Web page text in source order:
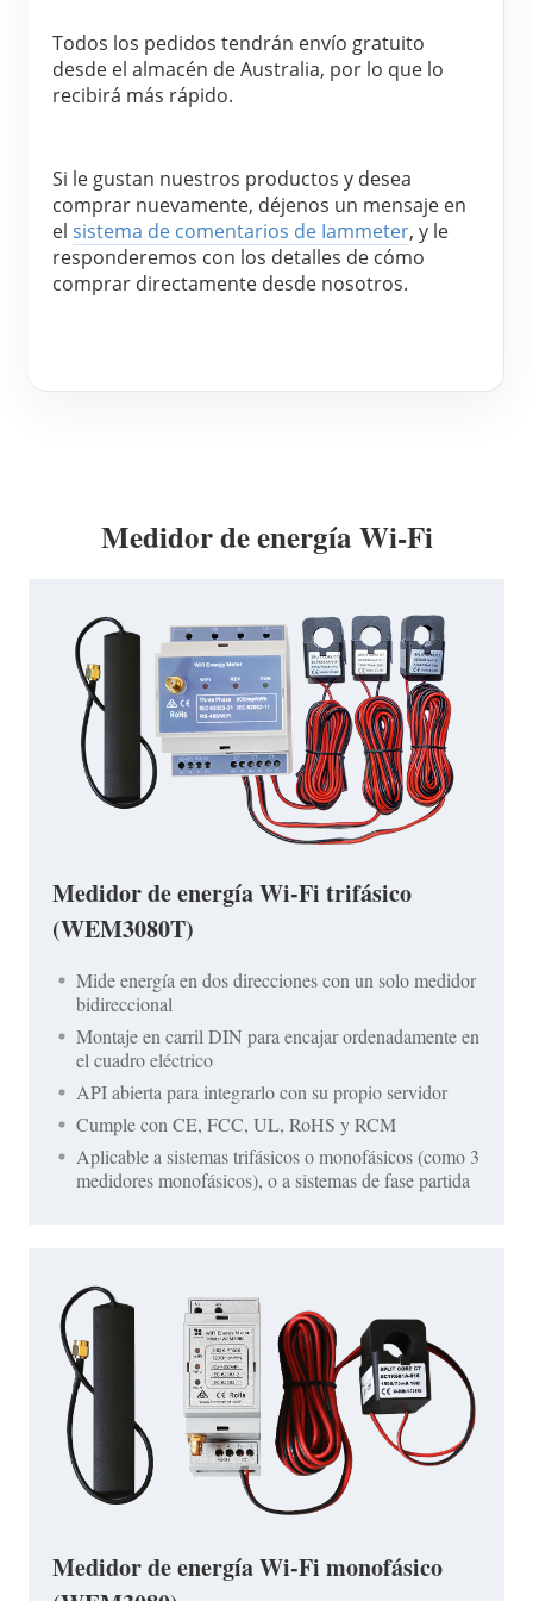
Blog
App Store
Explorar sitios
Todos los pedidos tendrán envío gratuito
desde el almacén de Australia, por lo que lo
recibirá más rápido.
Si le gustan nuestros productos y desea
comprar nuevamente, déjenos un mensaje en
el sistema de comentarios de Iammeter, y le
responderemos con los detalles de cómo
comprar directamente desde nosotros.
Medidor de energía Wi-Fi
Medidor de energía Wi-Fi trifásico
(WEM3080T)
Mide energía en dos direcciones con un solo medidor
bidireccional
Montaje en carril DIN para encajar ordenadamente en
el cuadro eléctrico
API abierta para integrarlo con su propio servidor
Cumple con CE, FCC, UL, RoHS y RCM
Aplicable a sistemas trifásicos o monofásicos (como 3
medidores monofásicos), o a sistemas de fase partida
Medidor de energía Wi-Fi monofásico